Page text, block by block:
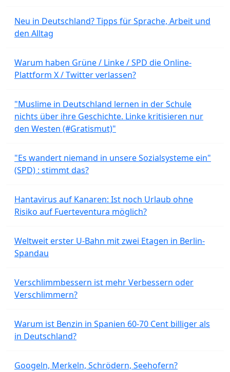
Neu in Deutschland? Tipps für Sprache, Arbeit und
den Alltag
Warum haben Grüne / Linke / SPD die Online-
Plattform X / Twitter verlassen?
"Muslime in Deutschland lernen in der Schule
nichts über ihre Geschichte. Linke kritisieren nur
den Westen (#Gratismut)"
"Es wandert niemand in unsere Sozialsysteme ein"
(SPD) : stimmt das?
Hantavirus auf Kanaren: Ist noch Urlaub ohne
Risiko auf Fuerteventura möglich?
Weltweit erster U-Bahn mit zwei Etagen in Berlin-
Spandau
Verschlimmbessern ist mehr Verbessern oder
Verschlimmern?
Warum ist Benzin in Spanien 60-70 Cent billiger als
in Deutschland?
Googeln, Merkeln, Schrödern, Seehofern?